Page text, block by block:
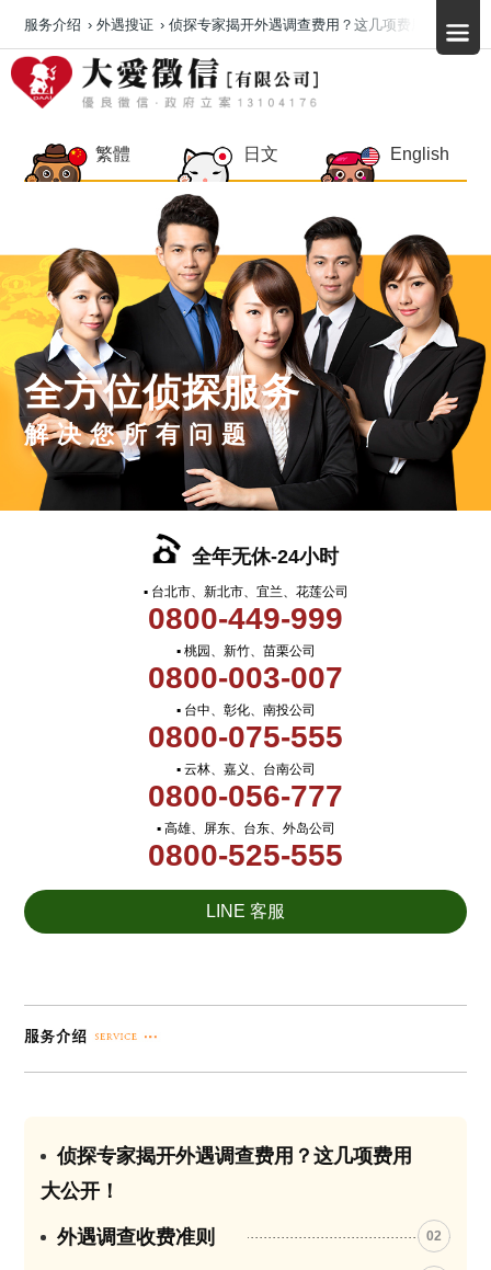
繁體 日文 English
全方位侦探服务
解决您所有问题
全年无休-24小时
▪ 台北市、新北市、宜兰、花莲公司
0800-449-999
▪ 桃园、新竹、苗栗公司
0800-003-007
▪ 台中、彰化、南投公司
0800-075-555
▪ 云林、嘉义、台南公司
0800-056-777
▪ 高雄、屏东、台东、外岛公司
0800-525-555
LINE 客服
服务介绍 › 外遇搜证 › 侦探专家揭开外遇调查费用？这几项费用大公开！
侦探专家揭开外遇调查费用？这几项费用
大公开！
外遇调查收费准则 02